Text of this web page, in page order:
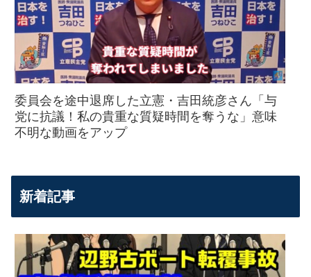
委員会を途中退席した立憲・吉田統彦さん「与
党に抗議！私の貴重な質疑時間を奪うな」意味
不明な動画をアップ
新着記事